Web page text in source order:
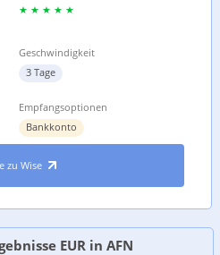
Geschwindigkeit
3 Tage
Empfangsoptionen
Bankkonto
zu Wise
EUR in AFN